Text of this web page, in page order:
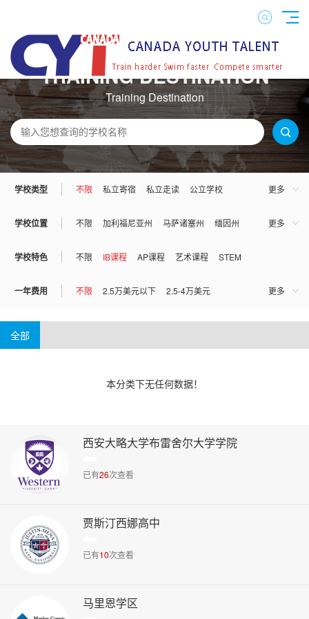
TRAINING DESTINATION
Training Destination
学校类型 更多
不限 私立寄宿 私立走读
公立学校
学校位置 更多
不限 加利福尼亚州 马萨诸塞州
缅因州
俄勒冈州
俄克拉荷马州 犹他州
学校特色 不限 IB课程 AP课程 艺术课程 STEM
一年费用 更多
不限 2.5万美元以下
2.5-4万美元
全部
本分类下无任何数据！
西安大略大学布雷舍尔大学学院
已有26次查看
贾斯汀西娜高中
已有10次查看
马里恩学区